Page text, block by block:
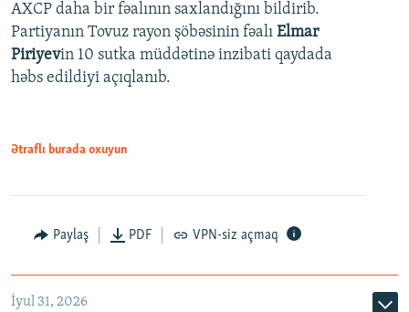
AXCP daha bir fəalının saxlandığını bildirib.
Partiyanın Tovuz rayon şöbəsinin fəalı Elmar
Piriyevin 10 sutka müddətinə inzibati qaydada
həbs edildiyi açıqlanıb.
Ətraflı burada oxuyun
Paylaş PDF VPN-siz açmaq
İyul 31, 2026